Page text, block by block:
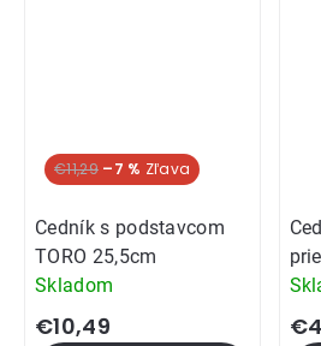
€11,29 –7 %
Cedník s podstavcom
TORO 25,5cm
Skladom
€10,49